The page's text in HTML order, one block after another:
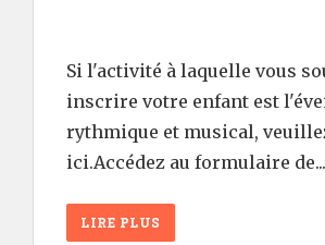
Si l'activité à laquelle vous
inscrire votre enfant est
rythmique et musical,
ici.Accédez au formulaire de...
LIRE PLUS